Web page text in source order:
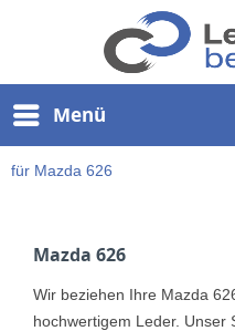
Menü
für Mazda 626
Mazda 626
Wir beziehen Ihre Mazda
hochwertigem Leder. Unser